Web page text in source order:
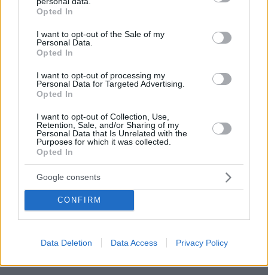
grant or deny consent to Google and its third-party tags to
use your data for below specified purposes in below Google
consent section.
Opted In
I want to opt-out of the Sale of my
Personal Data.
Opted In
I want to opt-out of processing my
Personal Data for Targeted Advertising.
Opted In
I want to opt-out of Collection, Use,
Retention, Sale, and/or Sharing of my
Personal Data that Is Unrelated with the
Purposes for which it was collected.
Opted In
Google consents
CONFIRM
Data Deletion Data Access Privacy Policy
σύγκρουση ελικοπτέρων στην Ψάθα,
φωτογραφίες
06.08.2026, 20:03 132
Πέθανε το άσπρο κουτάβι που
συμβίωνε με αγέλη λύκων στην
Κεντρική Μακεδονία: Καλό ταξίδι
06.08.2026, 16:39 163
Γιώργος Παράσχος: Χαμογελαστός,
δίνει τη μάχη του με τον καρκίνο,
μπήκε στο νοσοκομείο για νέα
θεραπεία